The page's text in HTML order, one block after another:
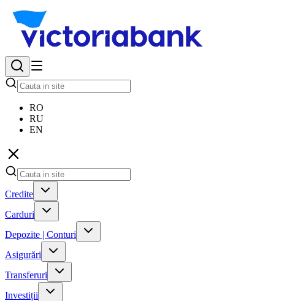
RO
RU
EN
Credite
Carduri
Depozite | Conturi
Asigurări
Transferuri
Investiții